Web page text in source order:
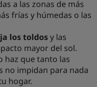
a las zonas de más
frías y húmedas o las
los toldosy las
mayor del sol.
haz que tanto las
no impidan para nada
hogar.